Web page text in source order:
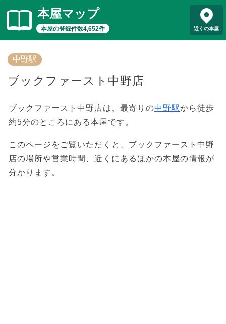
本屋マップ
本屋の登録件数4,652件 近くの本屋
中野駅
ブックファースト中野店
ブックファースト中野店は、最寄りの中野駅から徒歩
約5分のところにある本屋です。
このページをご覧いただくと、ブックファースト中野
店の場所や営業時間、近くにあるほかの本屋の情報が
分かります。